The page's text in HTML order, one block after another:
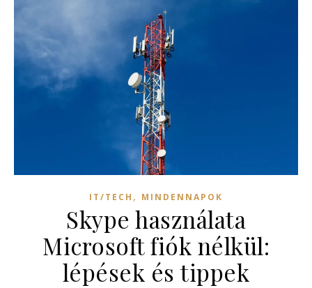
IT/TECH , MINDENNAPOK
Skype használata
Microsoft fiók nélkül:
lépések és tippek